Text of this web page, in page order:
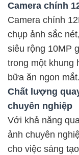
Camera chính
Camera chính
chụp ảnh sắc
siêu rộng 10MP
trong một khung
bữa ăn ngon mắt.
Chất lượng
chuyên nghiệp
Với khả năng
ảnh chuyên
cho việc sáng